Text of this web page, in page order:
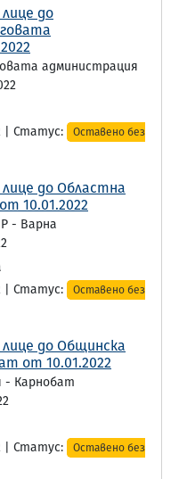
до
администрация
| Статус:
Оставено без
до Областна
10.01.2022
- Варна
| Статус:
Оставено без
до Общинска
от 10.01.2022
- Карнобат
| Статус:
Оставено без